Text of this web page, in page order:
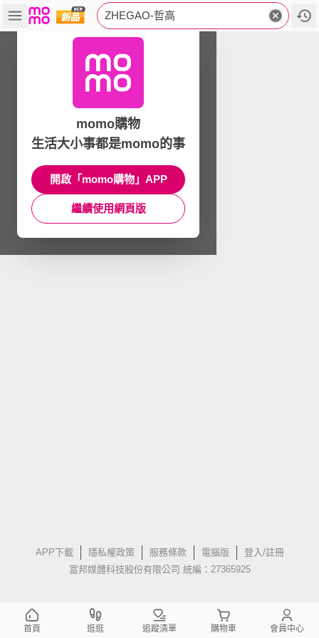
ZHEGAO-哲高
APP下載 隱私權政策 服務條款 電腦版
登入/註冊
富邦媒體科技股份有限公司 統編：27365925
momo購物
生活大小事都是momo的事
開啟「momo購物」APP
繼續使用網頁版
首頁 逛逛 追蹤清單 購物車 會員中心